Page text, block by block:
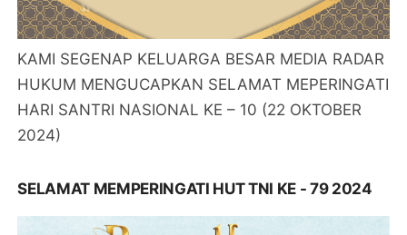
KAMI SEGENAP KELUARGA BESAR MEDIA RADAR
HUKUM MENGUCAPKAN SELAMAT MEPERINGATI
HARI SANTRI NASIONAL KE – 10 (22 OKTOBER
2024)
SELAMAT MEMPERINGATI HUT TNI KE - 79 2024